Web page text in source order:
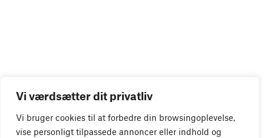
Vi værdsætter dit privatliv
Vi bruger cookies til at forbedre din browsingoplevelse,
vise personligt tilpassede annoncer eller indhold og